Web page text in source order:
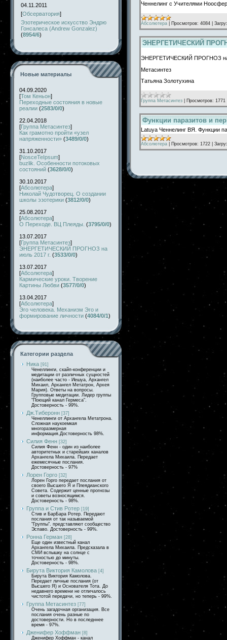
04.11.2011
[Обсерватория]
Эзотерическое искусство Эндрю
Гонсалеса (Andrew Gonzalez)
(8954/6)
Новые материалы
04.09.2020
[Том Кеньон]
Переходные состояния в новые
реалии (2583/0/0)
22.04.2018
[Группа Метасинтез]
Как грамотно пройти «узел
напряженности» (3489/0/0)
31.10.2017
[NosceTeIpsum]
buzlik. Особенности потоковых
состояний (3628/0/0)
30.10.2017
[Абсолютера]
Николай Чудотворец. О создании
школы эзотерики (3812/0/0)
25.08.2017
[Абсолютера]
О Переходе. ВЦ Плеяды. (3795/0/0)
13.07.2017
[Группа Метасинтез]
ЭНЕРГЕТИЧЕСКИЙ ПРОГНОЗ на
июль 2017 г. (3533/0/0)
13.07.2017
[Абсолютера]
Кармические уроки. Творение
Картины Любви (3577/0/0)
13.04.2017
[Абсолютера]
Эго человека. Механизм Эго и
формирование личности (4084/0/1)
Категории раздела
Ника [91]
Ченеллинги, скайп-конференции и
медитации от различных сущностей
(наиболее часто - Иешуа, Архангел
Михаил, Архангел Метатрон, Архея
Мария). Ответы на вопросы.
Групповые медитации. Лидер группы
"Поющий канал Гермеса".
Достоверность - 99%.
Дж.Тиберонн [37]
Ченеллинги от Архангела Метатрона.
Сложная наукоемкая
многоразмерная
информация.Достоверность 98%.
Силия Фенн [32]
Силия Фенн - один из наиболее
авторитетных и старейших каналов
Архангела Михаила. Передает
ежемесячные послания.
Достоверность - 97%
Лорен Горго [32]
Лорен Горго передает послания от
своего Высшего Я и Плеядианского
Совета. Содержит ценные прогнозы
и советы возносящимся.
Достоверность - 98%.
Группа и Стив Ротер [19]
Стив и БарБара Ротер. Передают
послания от так называемой
"Группы". представляют сообщество
Эспаво. Достоверность - 99%.
Ронна Герман [28]
Еще один известный канал
Архангела Михаила. Предсказала в
СМИ вспышку на солнце с
точностью до минуты.
Достоверность - 98%.
Бирута Виктория Камолова [4]
Бирута Виктория Камолова.
Передает личные послания (от
Высшего Я) и Основателя Тота. До
недавнего времени не отличалось
чистотой передачи, но теперь - 99%.
Группа Метасинтез [77]
Очень загадочная организация. Все
послания очень разные по
достоверности. Но в последннее
время - 97%.
Дженифер Хоффман [8]
Дженифер Хоффман - канал
Ченнелинг с Учителями
Абсолютера Просмотров: 4084
ЭНЕРГЕТИЧЕСКИЙ
ЭНЕРГЕТИЧЕСКИЙ ПРОГНОЗ на
Метасинтез
Татьяна Золотухина
Группа Метасинтез Просмотров: 1771
Функции паразитов и
Latuya Ченнелинг ВЯ. Функции
Абсолютера Просмотров: 1722